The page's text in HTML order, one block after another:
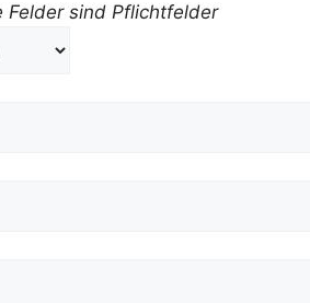
Felder sind Pflichtfelder